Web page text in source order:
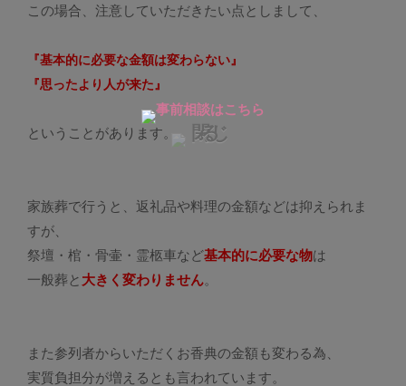
この場合、注意していただきたい点としまして、
『基本的に必要な金額は変わらない』
『思ったより人が来た』
ということがあります。
家族葬で行うと、返礼品や料理の金額などは抑えられま
すが、
祭壇・棺・骨壷・霊柩車など基本的に必要な物は
一般葬と 大きく変わりません。
また参列者からいただくお香典の金額も変わる為、
実質負担分が増えるとも言われています。